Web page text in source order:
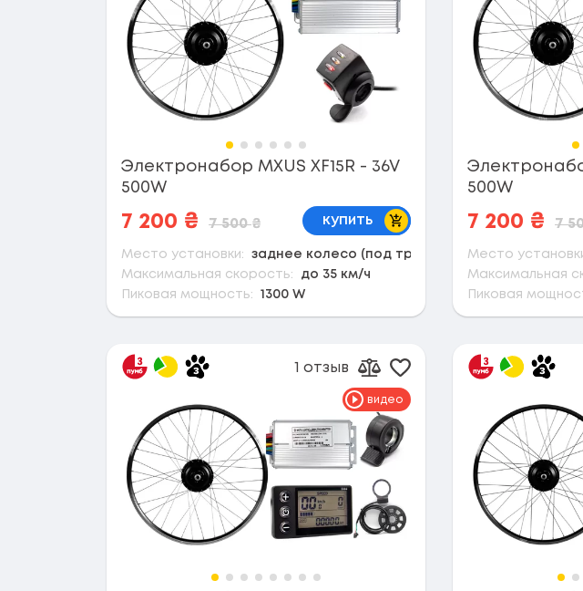
Электронабор MXUS XF15R - 36V
500W
7 200 ₴ 7 500₴ купить В корзину
Место установки:
заднее колесо (под трещотку)
Максимальная скорость:
до 35 км/ч
Пиковая мощность:
1300 W
500W
7 200 ₴ 7
Место
Максимальная
Пиковая
видео
1 отзыв
Добавить к сравнению
Добавить в избранное